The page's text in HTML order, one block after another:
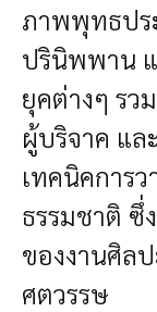
ภาพพุทธปร
ปรินิพพาน
ยุคต่างๆ ร
ผู้บริจาค แล
เทคนิคการ
ธรรมชาติ ซึ่
ของงานศิล
ศตวรรษ